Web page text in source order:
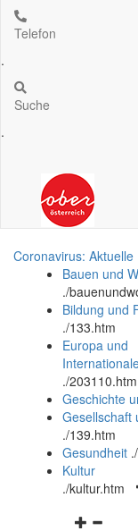
Telefon
.
Suche
.
Coronavirus:
Bauen und
./
Bildung und
./133.htm
Europa und
./203110.htm
Geschichte
Gesellschaft
./139.htm
Gesundheit .
Kultur
./kultur.htm